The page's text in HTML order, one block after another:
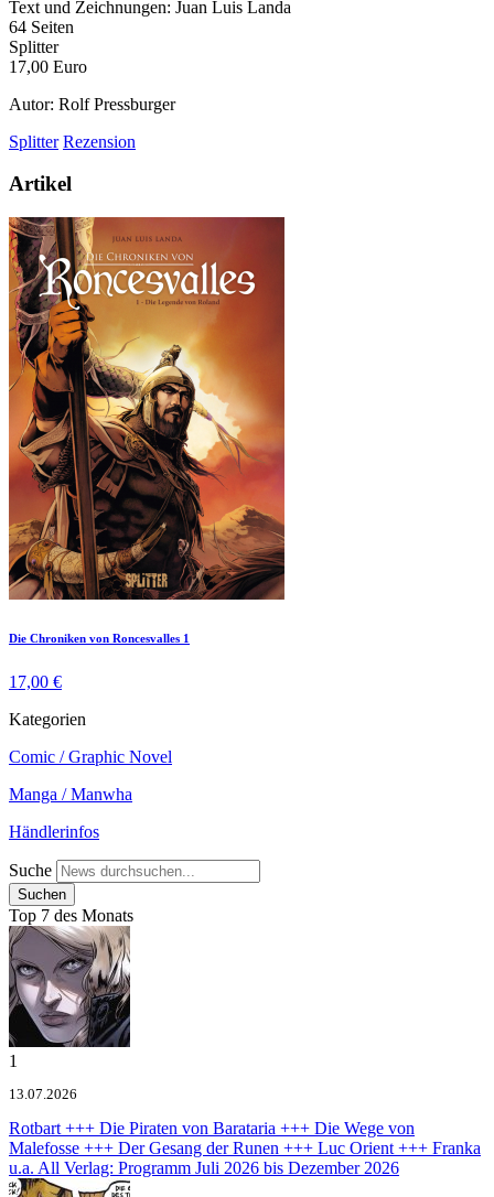
Text und Zeichnungen: Juan Luis Landa
64 Seiten
Splitter
17,00 Euro
Autor: Rolf Pressburger
Splitter Rezension
Artikel
Die Chroniken von Roncesvalles 1
17,00 €
Kategorien
Comic / Graphic Novel
Manga / Manwha
Händlerinfos
Suche
Top 7 des Monats
1
13.07.2026
Rotbart +++ Die Piraten von Barataria +++ Die Wege von
Malefosse +++ Der Gesang der Runen +++ Luc Orient +++ Franka
u.a. All Verlag: Programm Juli 2026 bis Dezember 2026